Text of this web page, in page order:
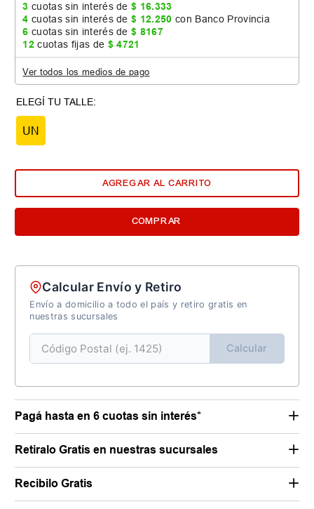
3 cuotas sin interés de$ 16.333
4 cuotas sin interés de$ 12.250 con Banco Provincia
6 cuotas sin interés de$ 8167
12 cuotas fijas de $ 4721
Ver todos los medios de pago
UN
AGREGAR AL CARRITO
COMPRAR
Calcular Envío y Retiro
Envío a domicilio a todo el país y retiro gratis en
nuestras sucursales
Calcular
Pagá hasta en 6 cuotas sin interés*
Retiralo Gratis en nuestras sucursales
Recibilo Gratis